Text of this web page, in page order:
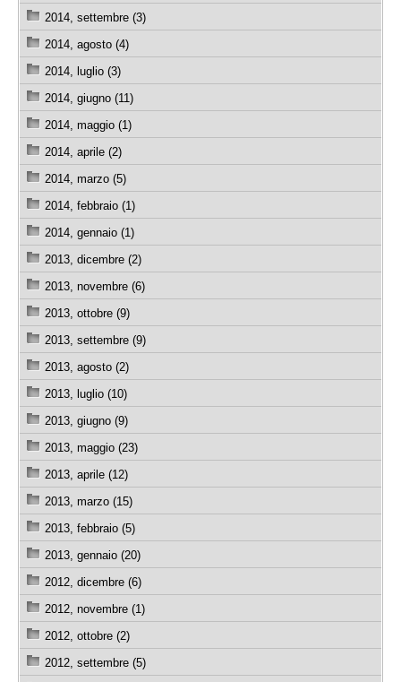
2014, settembre (3)
2014, agosto (4)
2014, luglio (3)
2014, giugno (11)
2014, maggio (1)
2014, aprile (2)
2014, marzo (5)
2014, febbraio (1)
2014, gennaio (1)
2013, dicembre (2)
2013, novembre (6)
2013, ottobre (9)
2013, settembre (9)
2013, agosto (2)
2013, luglio (10)
2013, giugno (9)
2013, maggio (23)
2013, aprile (12)
2013, marzo (15)
2013, febbraio (5)
2013, gennaio (20)
2012, dicembre (6)
2012, novembre (1)
2012, ottobre (2)
2012, settembre (5)